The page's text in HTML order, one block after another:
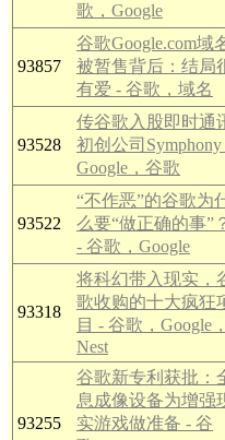
歌，Google
93857
谷歌Google.com域
被暂售背后：结局
有爱 - 谷歌，域名
93528
传谷歌入股即时通
初创公司Symphony
Google，谷歌
93522
“不作恶”的谷歌为
么要“做正确的事”
- 谷歌，Google
93318
将科幻带入现实，
歌收购的十大疯狂
目 - 谷歌，Google，
Nest
93255
谷歌新专利获批：
息成像设备为增强
实游戏做准备 - 谷